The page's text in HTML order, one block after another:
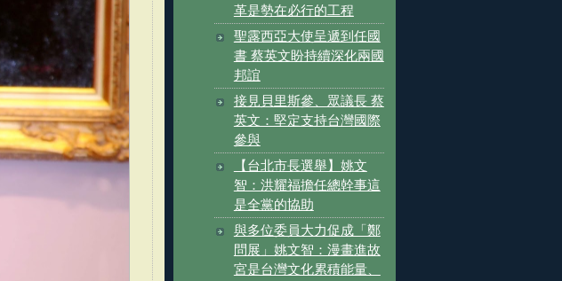
革是勢在必行的工程
聖露西亞大使呈遞到任國
書 蔡英文盼持續深化兩國
邦誼
接見貝里斯參、眾議長 蔡
英文：堅定支持台灣國際
參與
【台北市長選舉】姚文
智：洪耀福擔任總幹事這
是全黨的協助
與多位委員大力促成「鄭
問展」姚文智：漫畫進故
宮是台灣文化累積能量、